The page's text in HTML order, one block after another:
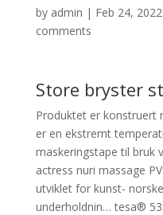
by admin | Feb 24, 2022
comments
Store bryster
Produktet er konstruert
er en ekstremt
maskeringstape til
actress nuri massage
utviklet for kunst-
underholdnin… tesa®